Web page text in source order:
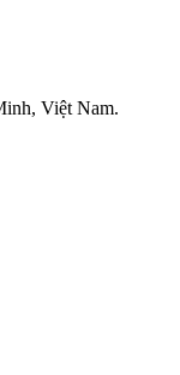
Việt Nam.